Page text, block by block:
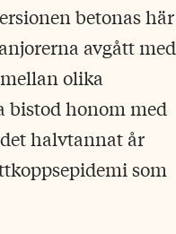
betonas här
avgått med
olika
bistod honom med
halvtannat år
som